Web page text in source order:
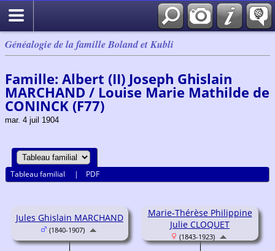
Généalogie de la famille Boland et Kubli
Famille: Albert (II) Joseph Ghislain
MARCHAND / Louise Marie Mathilde de
CONINCK (F77)
mar. 4 juil 1904
Tableau familial | PDF
Jules Ghislain MARCHAND
(1840-1907)
Marie-Thérèse Philippine
Julie CLOQUET
(1843-1923)